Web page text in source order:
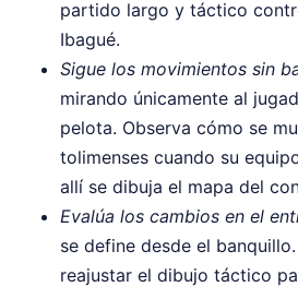
partido largo y táctico
Ibagué.
Sigue los movimientos sin
mirando únicamente al
pelota. Observa cómo se
tolimenses cuando su
allí se dibuja el mapa del
Evalúa los cambios en el
se define desde el
reajustar el dibujo táctico